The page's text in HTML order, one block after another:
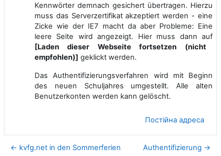
Kennwörter demnach gesichert übertragen. Hierzu
muss das Serverzertifikat akzeptiert werden - eine
Zicke wie der IE7 macht da aber Probleme: Eine
leere Seite wird angezeigt. Hier muss dann auf
[Laden dieser Webseite fortsetzen (nicht
empfohlen)] geklickt werden.
Das Authentifizierungsverfahren wird mit Beginn
des neuen Schuljahres umgestellt. Alle alten
Benutzerkonten werden kann gelöscht.
Постійна адреса
← kvfg.net in den Sommerferien Authentifizierung →